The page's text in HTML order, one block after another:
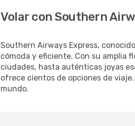
Volar con Southern
Southern Airways Express,
cómoda y eficiente. Con su amplia
ciudades, hasta auténticas joyas
ofrece cientos de opciones de
mundo.